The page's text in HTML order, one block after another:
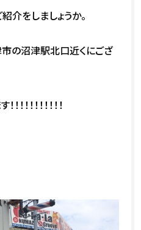
介をしましょうか。
の沼津駅北口近くにござ
！！！！！！！！